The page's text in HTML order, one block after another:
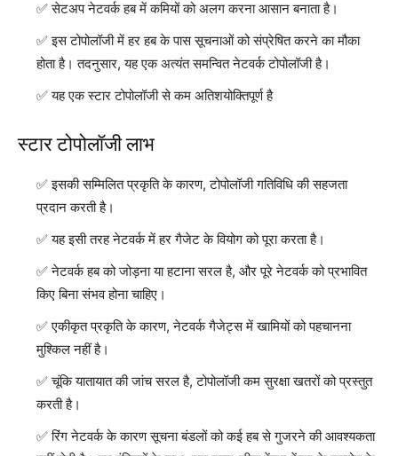
सेटअप नेटवर्क हब में कमियों को अलग करना आसान बनाता है।
इस टोपोलॉजी में हर हब के पास सूचनाओं को संप्रेषित करने का मौका
होता है। तदनुसार, यह एक अत्यंत समन्वित नेटवर्क टोपोलॉजी है।
यह एक स्टार टोपोलॉजी से कम अतिशयोक्तिपूर्ण है
स्टार टोपोलॉजी लाभ
इसकी सम्मिलित प्रकृति के कारण, टोपोलॉजी गतिविधि की सहजता
प्रदान करती है।
यह इसी तरह नेटवर्क में हर गैजेट के वियोग को पूरा करता है।
नेटवर्क हब को जोड़ना या हटाना सरल है, और पूरे नेटवर्क को प्रभावित
किए बिना संभव होना चाहिए।
एकीकृत प्रकृति के कारण, नेटवर्क गैजेट्स में खामियों को पहचानना
मुश्किल नहीं है।
चूंकि यातायात की जांच सरल है, टोपोलॉजी कम सुरक्षा खतरों को प्रस्तुत
करती है।
रिंग नेटवर्क के कारण सूचना बंडलों को कई हब से गुजरने की आवश्यकता